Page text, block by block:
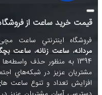
قیمت خرید ساعت از
فروشگاه اينترنتي ساعت
مردانه، ساعت زنانه،ساعت
1394 به منظور حذف
مشتريان عزيز در شبکه‌هاي
افزايش تعداد و تنوع ساعت